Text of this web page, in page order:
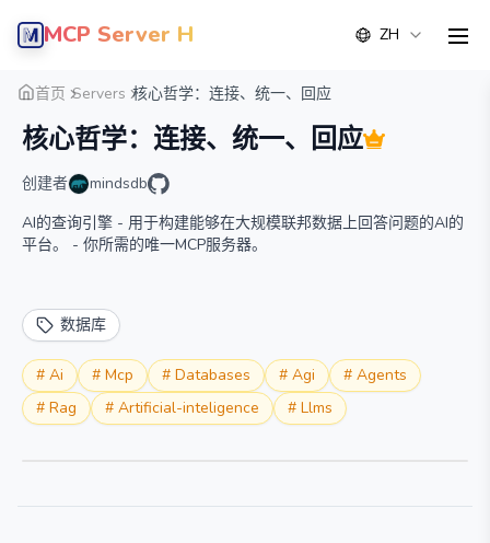
MCP Server Hub ZH
首页 Servers 核心哲学：连接、统一、回应
核心哲学：连接、统一、回应
创建者
mindsdb
AI的查询引擎 - 用于构建能够在大规模联邦数据上回答问题的AI的
平台。 - 你所需的唯一MCP服务器。
数据库
# Ai # Mcp # Databases # Agi # Agents
# Rag # Artificial-inteligence # Llms
概览 详情 替代方案